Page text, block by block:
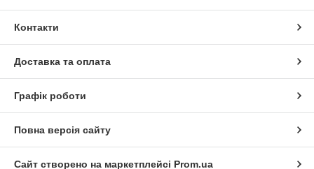
Контакти
Доставка та оплата
Графік роботи
Повна версія сайту
Сайт створено на маркетплейсі Prom.ua